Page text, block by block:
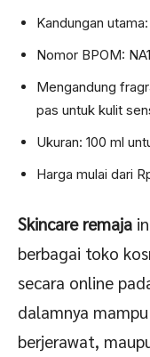
Kandungan
Nomor BPOM:
Mengandung
pas untuk kulit
Ukuran: 100 ml
Harga mulai dari
Skincare remaja
berbagai toko
secara online
dalamnya
berjerawat,